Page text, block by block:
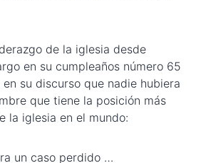
de la iglesia desde
en su cumpleaños número 65
su discurso que nadie hubiera
que tiene la posición más
la iglesia en el mundo:
un caso perdido …